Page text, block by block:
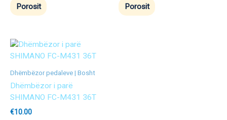
Porosit Porosit
Dhëmbëzor pedaleve | Bosht
Dhëmbëzor i parë
SHIMANO FC-M431 36T
€10.00